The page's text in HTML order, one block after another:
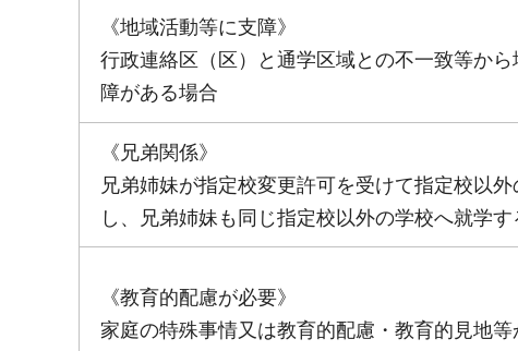
《地域活動等に支障》
行政連絡区（区）と通学区域との不一致等か
障がある場合
《兄弟関係》
兄弟姉妹が指定校変更許可を受けて指定校以
し、兄弟姉妹も同じ指定校以外の学校へ就学す
《教育的配慮が必要》
家庭の特殊事情又は教育的配慮・教育的見地